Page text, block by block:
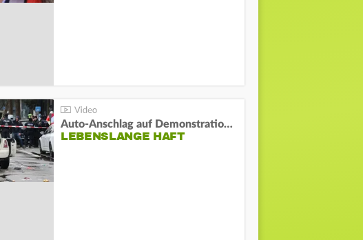
Auto-Anschlag auf Demonstration in München:
LEBENSLANGE HAFT